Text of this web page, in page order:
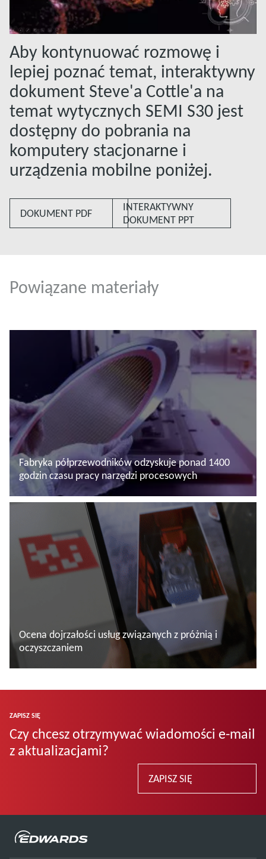
Aby kontynuować rozmowę i
lepiej poznać temat, interaktywny
dokument Steve'a Cottle'a na
temat wytycznych SEMI S30 jest
dostępny do pobrania na
komputery stacjonarne i
urządzenia mobilne poniżej.
DOKUMENT PDF
INTERAKTYWNY
DOKUMENT PPT
Powiązane materiały
Fabryka półprzewodników odzyskuje ponad 1400
godzin czasu pracy narzędzi procesowych
Więcej informacji
Ocena dojrzałości usług związanych z próżnią i
oczyszczaniem
ZAPISZ SIĘ
Czy chcesz otrzymywać wiadomości e-mail
z aktualizacjami?
ZAPISZ SIĘ